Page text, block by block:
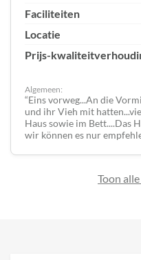
Faciliteiten
Locatie
Prijs-
Algemeen:
Eins vorweg...An die
und ihr Vieh mit
Haus sowie im Bett....Das
wir können es nur
Toon